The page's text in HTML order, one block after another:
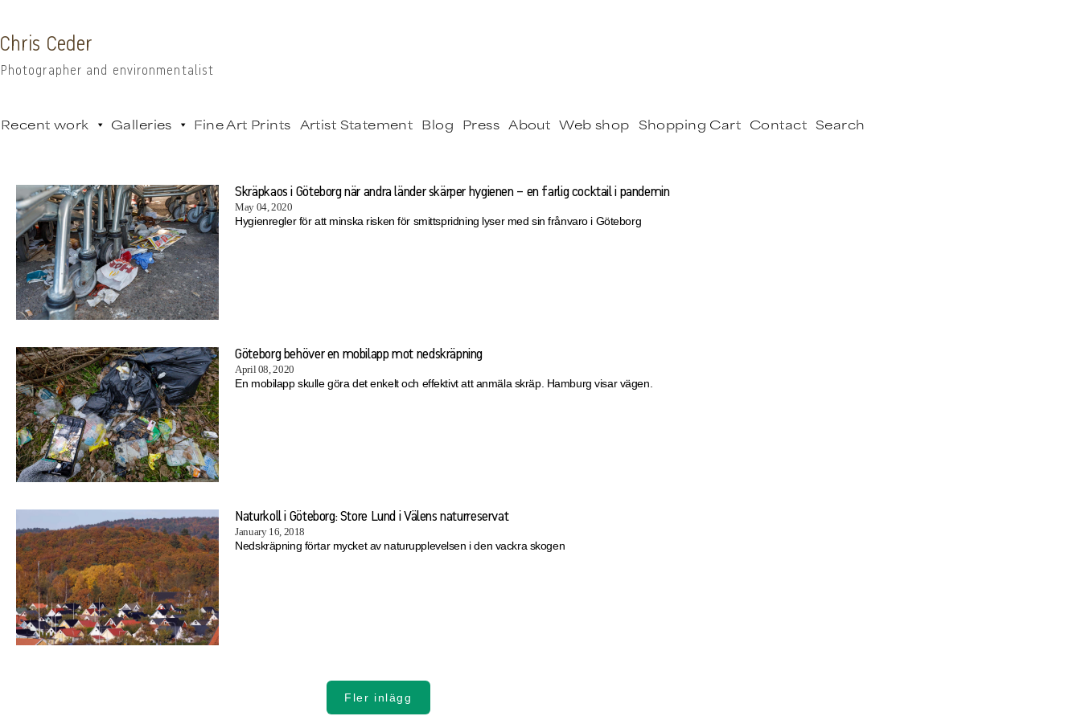
Chris Ceder
Photographer and environmentalist
Recent work Galleries Fine Art Prints Artist Statement Blog Press About Web shop Shopping Cart Contact Search
Skräpkaos i Göteborg när andra länder skärper hygienen – en farlig cocktail i pandemin
May 04, 2020
Hygienregler för att minska risken för smittspridning lyser med sin frånvaro i Göteborg
Göteborg behöver en mobilapp mot nedskräpning
April 08, 2020
En mobilapp skulle göra det enkelt och effektivt att anmäla skräp. Hamburg visar vägen.
Naturkoll i Göteborg: Store Lund i Välens naturreservat
January 16, 2018
Nedskräpning förtar mycket av naturupplevelsen i den vackra skogen
Fler inlägg